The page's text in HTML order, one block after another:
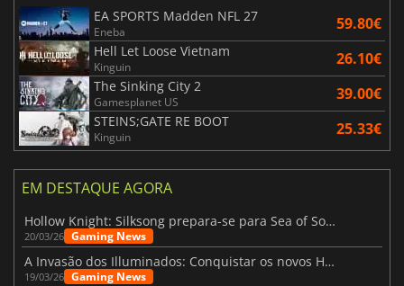
EA SPORTS Madden NFL 27
Eneba 59.80€
Hell Let Loose Vietnam
Kinguin 26.10€
The Sinking City 2
Gamesplanet US 39.00€
STEINS;GATE RE BOOT
Kinguin 25.33€
EM DESTAQUE AGORA
Hollow Knight: Silksong prepara-se para Sea of Sorrow com um patch
20/03/26 Gaming News
A Invasão dos Illuminados: Conquistar os novos Helldivers 2 Atualização!
19/03/26 Gaming News